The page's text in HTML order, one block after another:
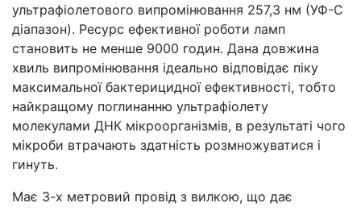
ультрафіолетового випромінювання 257,3 нм (УФ-С
діапазон). Ресурс ефективної роботи ламп
становить не менше 9000 годин. Дана довжина
хвиль випромінювання ідеально відповідає піку
максимальної бактерицидної ефективності, тобто
найкращому поглинанню ультрафіолету
молекулами ДНК мікроорганізмів, в результаті чого
мікроби втрачають здатність розмножуватися і
гинуть.
Має 3-х метровий провід з вилкою, що дає